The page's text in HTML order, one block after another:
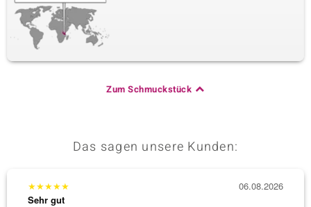
Zum Schmuckstück
Das sagen unsere Kunden:
★★★★★
Sehr gut
06.08.2026